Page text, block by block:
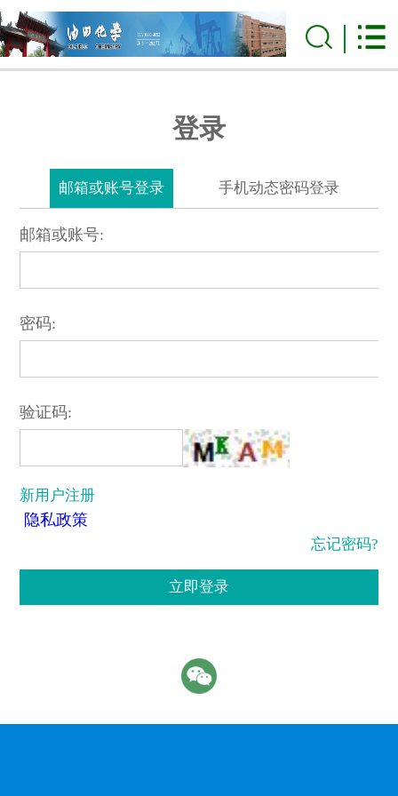
登录
邮箱或账号登录 手机动态密码登录
邮箱或账号:
密码:
验证码:
新用户注册
隐私政策
忘记密码?
立即登录